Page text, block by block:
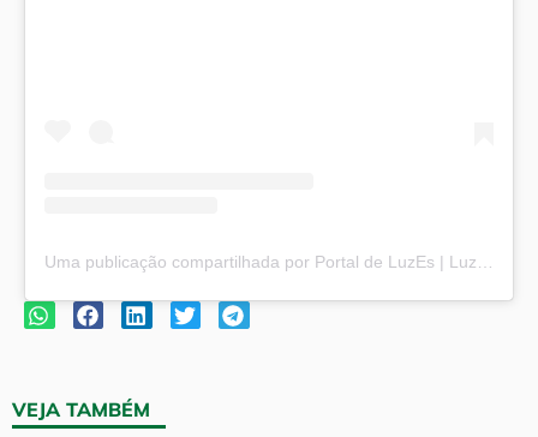
Uma publicação compartilhada por Portal de LuzEs | Luz e Esperança (@portaldeluzes)
VEJA TAMBÉM